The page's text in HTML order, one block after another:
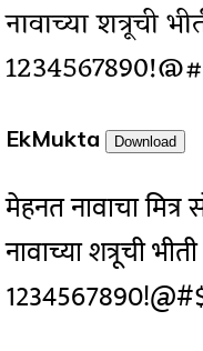
नावाच्या शत्रूची
EkMukta Download
मेहनत नावाचा
नावाच्या शत्रूची